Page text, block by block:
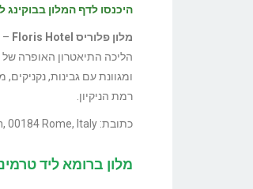
היכנסו לדף המלון בבוקינג
מלון פלוריס Floris Hotel
הליכה התיאטרון האופרה
ומגוונת עם גבינות,
רמת הניקיון.
כתובת: Via Nazionale 251, Central Station, 00184 Rome, Italy
מלון ברומא ליד